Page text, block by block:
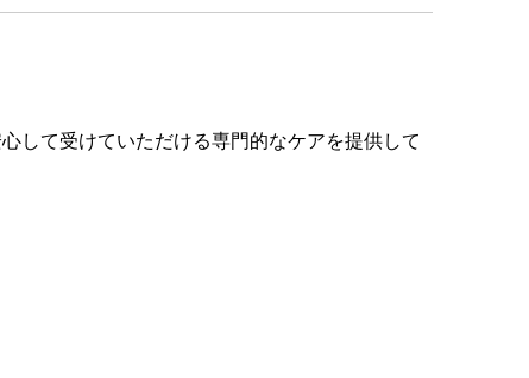
して受けていただける専門的なケアを提供して